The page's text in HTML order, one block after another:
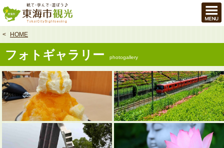
本
文
HOME
フォトギャラリー photogallery